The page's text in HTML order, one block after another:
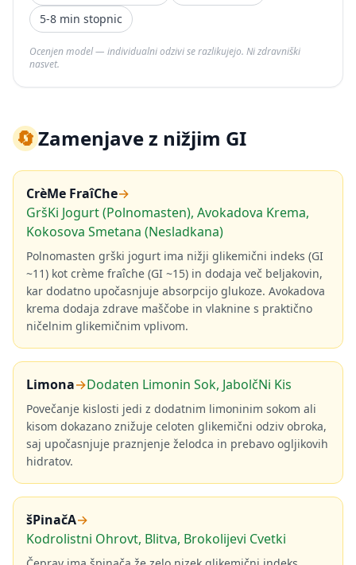
5-8 min stopnic
Ocenjen model — individualni odzivi se razlikujejo. Ni zdravniški
nasvet.
🔄Zamenjave z nižjim GI
CrèMe FraîChe→
GršKi Jogurt (Polnomasten), Avokadova Krema,
Kokosova Smetana (Nesladkana)
Polnomasten grški jogurt ima nižji glikemični indeks (GI
~11) kot crème fraîche (GI ~15) in dodaja več beljakovin,
kar dodatno upočasnjuje absorpcijo glukoze. Avokadova
krema dodaja zdrave maščobe in vlaknine s praktično
ničelnim glikemičnim vplivom.
Limona→Dodaten Limonin Sok, JabolčNi Kis
Povečanje kislosti jedi z dodatnim limoninim sokom ali
kisom dokazano znižuje celoten glikemični odziv obroka,
saj upočasnjuje praznjenje želodca in prebavo ogljikovih
hidratov.
šPinačA→
Kodrolistni Ohrovt, Blitva, Brokolijevi Cvetki